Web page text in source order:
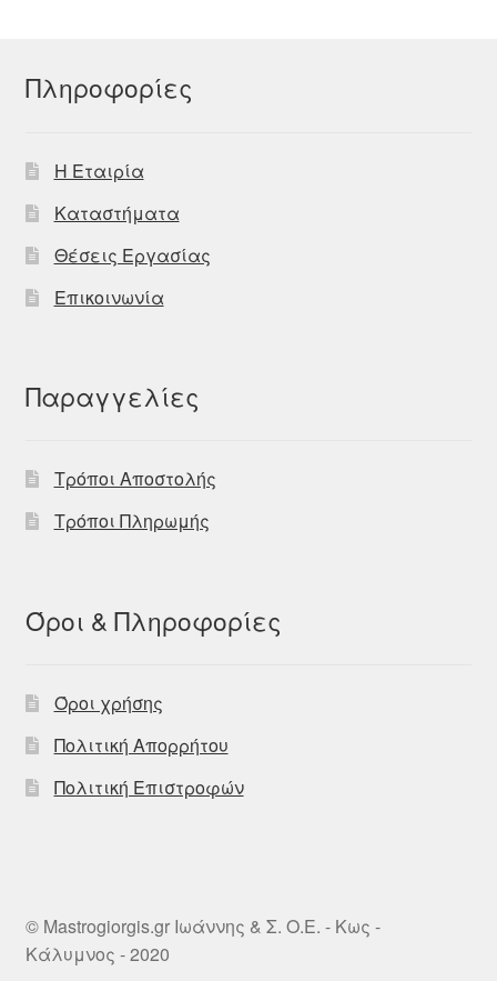
Πληροφορίες
Η Εταιρία
Καταστήματα
Θέσεις Εργασίας
Επικοινωνία
Παραγγελίες
Τρόποι Αποστολής
Τρόποι Πληρωμής
Όροι & Πληροφορίες
Όροι χρήσης
Πολιτική Απορρήτου
Πολιτική Επιστροφών
© Mastrogiorgis.gr Ιωάννης & Σ. Ο.Ε. - Κως -
Κάλυμνος - 2020